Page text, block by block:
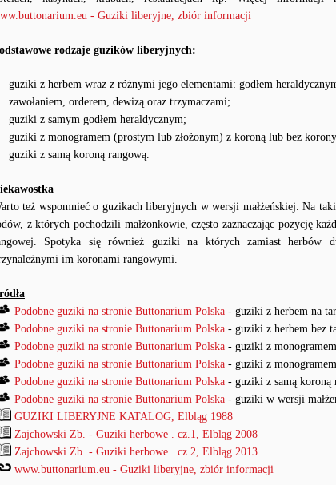
- Guziki liberyjne, zbiór informacji
rodzaje guzików liberyjnych:
guziki z herbem wraz z różnymi jego elementami: godłem
zawołaniem, orderem, dewizą oraz trzymaczami;
guziki z samym godłem heraldycznym;
guziki z monogramem (prostym lub złożonym) z koroną lub bez
guziki z samą koroną rangową.
też wspomnieć o guzikach liberyjnych w wersji małżeńskiej. Na
z których pochodzili małżonkowie, często zaznaczając pozycję
Spotyka się również guziki na których zamiast herbów
im koronami rangowymi.
Podobne guziki na stronie Buttonarium Polska - guziki z herbem na
Podobne guziki na stronie Buttonarium Polska - guziki z herbem bez
Podobne guziki na stronie Buttonarium Polska - guziki z
Podobne guziki na stronie Buttonarium Polska - guziki z
Podobne guziki na stronie Buttonarium Polska - guziki z samą koroną
Podobne guziki na stronie Buttonarium Polska - guziki w wersji
GUZIKI LIBERYJNE KATALOG, Elbląg 1988
Zajchowski Zb. - Guziki herbowe . cz.1, Elbląg 2008
Zajchowski Zb. - Guziki herbowe . cz.2, Elbląg 2013
www.buttonarium.eu - Guziki liberyjne, zbiór informacji